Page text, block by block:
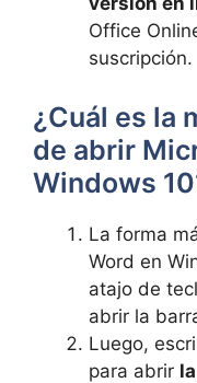
Office
suscripción.
¿Cuál es la
de abrir
Windows
La forma
Word en
atajo de
abrir la
Luego,
para abrir